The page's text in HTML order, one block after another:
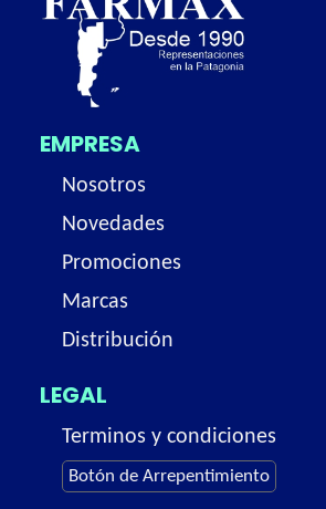
EMPRESA
Nosotros
Novedades
Promociones
Marcas
Distribución
LEGAL
Terminos y condiciones
Botón de Arrepentimiento